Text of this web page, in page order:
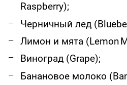
Raspberry);
Черничный лед (
Лимон и мята (Lemon
Виноград (Grape);
Банановое молоко (